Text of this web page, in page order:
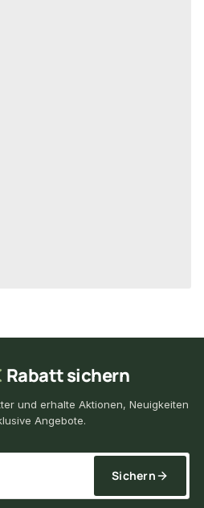
Rabatt sichern
und erhalte Aktionen, Neuigkeiten
Angebote.
Sichern